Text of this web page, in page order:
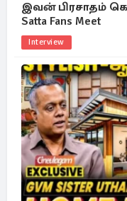
இவன் பிரசாதம்
Satta Fans Meet
Interview